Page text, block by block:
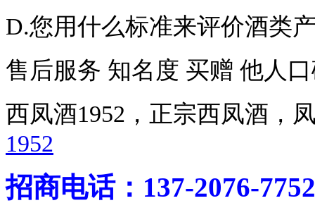
D.您用什么标准来评价酒类
售后服务 知名度 买赠 他人
西凤酒1952，正宗西凤酒
1952
招商电话：137-2076-7752